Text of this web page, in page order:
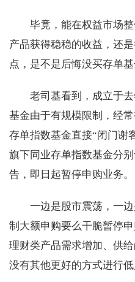
毕竟，能在权益市场
产品获得稳稳的收益，还
点，是不是后悔没买存单
老司基看到，成立于
基金由于有规模限制，经
存单指数基金直接“闭门谢
旗下同业存单指数基金分
告，即日起暂停申购业务。
一边是股市震荡，一
制大额申购要么干脆暂停
理财类产品需求增加、供
没有其他更好的方式进行